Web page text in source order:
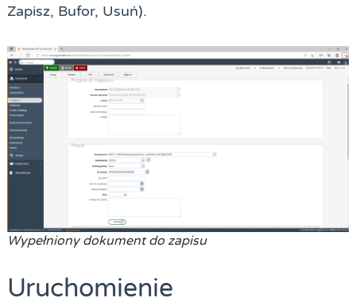
Zapisz, Bufor, Usuń).
Wypełniony dokument do zapisu
Uruchomienie